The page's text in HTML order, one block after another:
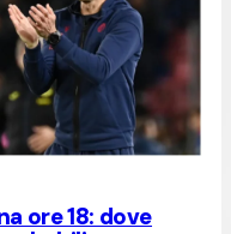
ore 18: dove